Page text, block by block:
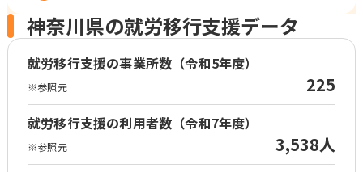
神奈川県の就労移行支援データ
就労移行支援の事業所数（令和5年度）
※参照元 225
就労移行支援の利用者数（令和7年度）
※参照元 3,538人